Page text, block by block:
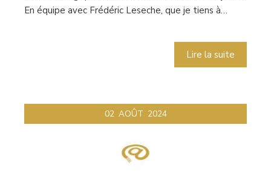
En équipe avec Frédéric Leseche, que je tiens à…
Lire la suite
02 AOÛT 2024